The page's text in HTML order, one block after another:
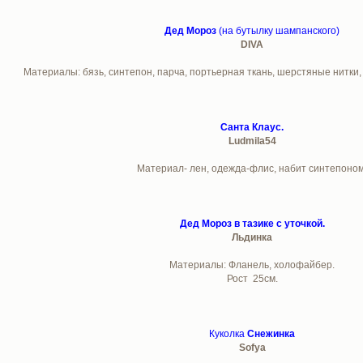
Дед Мороз (на бутылку шампанского)
DIVA
Материалы: бязь, синтепон, парча, портьерная ткань, шерстяные
Санта Клаус.
Ludmila54
Материал- лен, одежда-флис, набит
Дед Мороз в тазике с уточкой.
Льдинка
Материалы: Фланель, холофайбер.
Рост 25см.
КуколкаСнежинка
Sofya